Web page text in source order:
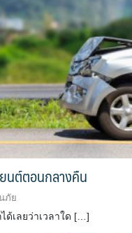
นต์ตอนกลางคืน
ภัย
ลยว่าเวลาใด […]